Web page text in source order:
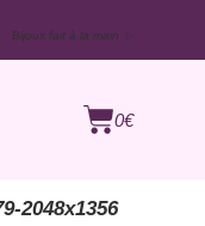
Bijoux fait à la main ✨
0€